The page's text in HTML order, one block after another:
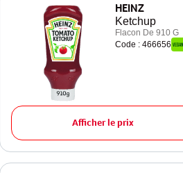
HEINZ
Ketchup
Flacon De 910 G
Code : 466656
Afficher le prix